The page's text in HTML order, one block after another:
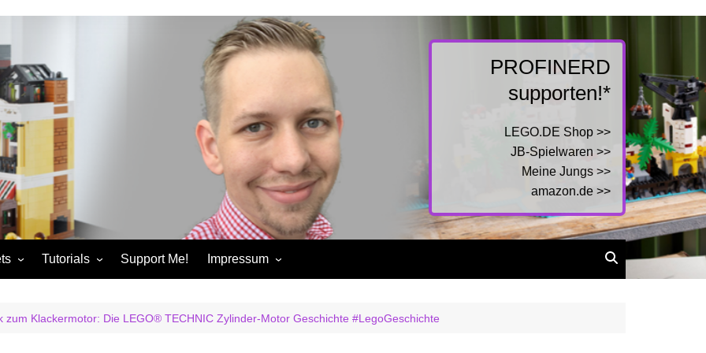
PROFINERD
supporten!*
LEGO.DE Shop >>
JB-Spielwaren >>
Meine Jungs >>
amazon.de >>
Tutorials
Pybricks Tutorials
Support Me! Impressum
AGB
zum Klackermotor: Die LEGO® TECHNIC Zylinder-Motor Geschichte #LegoGeschichte